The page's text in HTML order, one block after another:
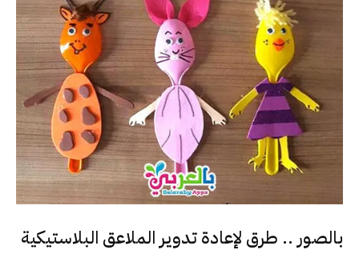
بالصور .. طرق لإعادة تدوير الملاعق البلاستيكية